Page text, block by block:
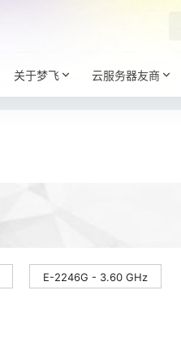
关于梦飞 云服务器友商
E-2246G - 3.60 GHz